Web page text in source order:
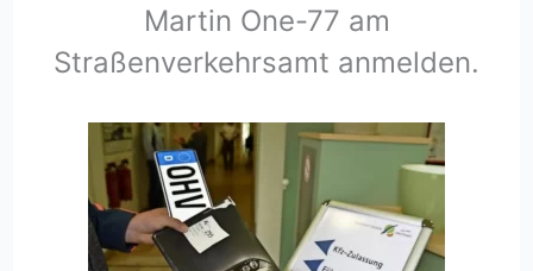
Martin One-77 am
Straßenverkehrsamt anmelden.